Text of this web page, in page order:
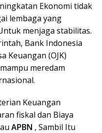
Ekonomi tidak
lembaga yang
menjaga stabilitas.
Bank Indonesia
Keuangan (OJK)
meredam
Keuangan
fiskal dan Biaya
APBN , Sambil Itu